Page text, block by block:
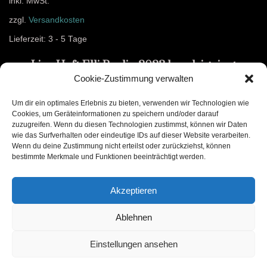
Cookie-Zustimmung verwalten
Um dir ein optimales Erlebnis zu bieten, verwenden wir Technologien wie
Cookies, um Geräteinformationen zu speichern und/oder darauf
zuzugreifen. Wenn du diesen Technologien zustimmst, können wir Daten
wie das Surfverhalten oder eindeutige IDs auf dieser Website verarbeiten.
Wenn du deine Zustimmung nicht erteilst oder zurückziehst, können
bestimmte Merkmale und Funktionen beeinträchtigt werden.
Akzeptieren
Ablehnen
Einstellungen ansehen
zzgl. Versandkosten
Lieferzeit: 3 - 5 Tage
Live Heft Elli Berlin 2023 handsigniert
8,99€
In den Warenkorb